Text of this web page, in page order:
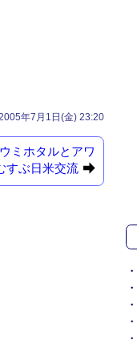
年7月1日(金) 23:20
ミホタルとアワ
すぶ日米交流
・
・
・
・